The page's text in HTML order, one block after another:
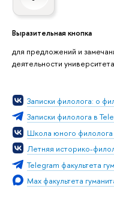
Выразительная кнопка
для предложений и
деятельности
Записки филолога: о
Записки филолога в
Школа юного
Летняя историко-
Telegram факультета
Max факультета